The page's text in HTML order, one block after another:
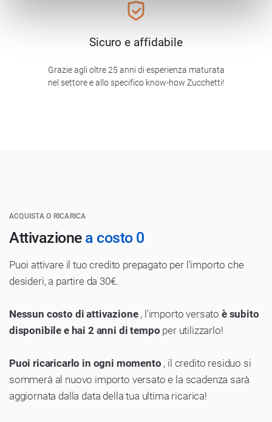
Sicuro e affidabile
Grazie agli oltre 25 anni di esperienza maturata
nel settore e allo specifico know-how Zucchetti!
ACQUISTA O RICARICA
Attivazione a costo 0
Puoi attivare il tuo credito prepagato per l'importo che
desideri, a partire da 30€.
Nessun costo di attivazione , l'importo versato è subito
disponibile e hai 2 anni di tempo per utilizzarlo!
Puoi ricaricarlo in ogni momento , il credito residuo si
sommerà al nuovo importo versato e la scadenza sarà
aggiornata dalla data della tua ultima ricarica!